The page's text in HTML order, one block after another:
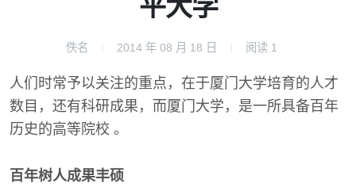
平大学
佚名 2014 年 08 月 18 日 阅读 1
人们时常予以关注的重点，在于厦门大学培育的人才
数目，还有科研成果，而厦门大学，是一所具备百年
历史的高等院校 。
百年树人成果丰硕